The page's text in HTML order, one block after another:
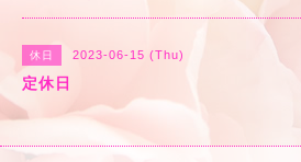
休日 2023-06-15 (Thu)
定休日